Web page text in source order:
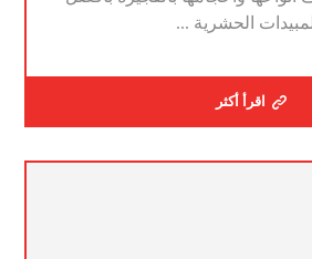
الحشرية ...
اقرأ أكثر